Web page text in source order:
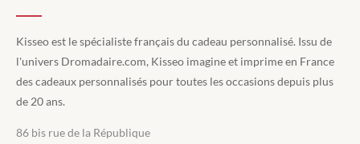
Kisseo est le spécialiste français du cadeau personnalisé. Issu de
l'univers Dromadaire.com, Kisseo imagine et imprime en France
des cadeaux personnalisés pour toutes les occasions depuis plus
de 20 ans.
86 bis rue de la République